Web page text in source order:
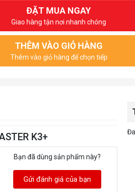
ĐẶT MUA NGAY
Giao hàng tận nơi nhanh chóng
THÊM VÀO GIỎ HÀNG
Thêm vào giỏ hàng để chọn tiếp
K3+
Bạn đã dùng sản phẩm này?
Gửi đánh giá của bạn